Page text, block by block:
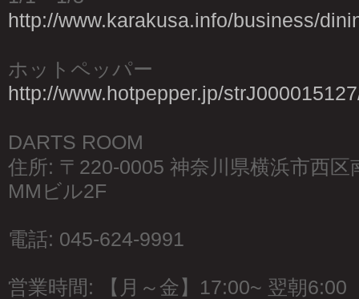
http://www.karakusa.info/business/
ホットペッパー
http://www.hotpepper.jp/
DARTS ROOM
住所: 〒220-0005 神奈川県横浜市西区
MMビル2F
電話: 045-624-9991
営業時間: 【月～金】17:00~ 翌朝6:00